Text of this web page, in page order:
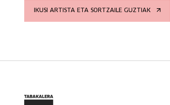
IKUSI ARTISTA ETA SORTZAILE GUZTIAK